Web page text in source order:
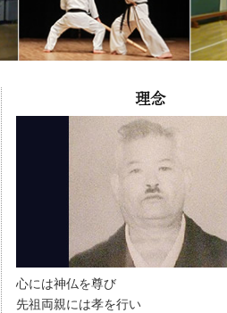
理念
心には神仏を尊び
先祖両親には孝を行い